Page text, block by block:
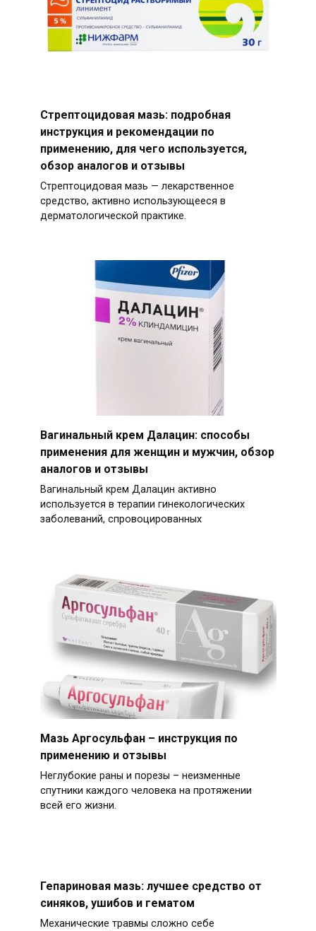
Стрептоцидовая мазь: подробная
инструкция и рекомендации по
применению, для чего используется,
обзор аналогов и отзывы
Стрептоцидовая мазь — лекарственное
средство, активно использующееся в
дерматологической практике.
Вагинальный крем Далацин: способы
применения для женщин и мужчин, обзор
аналогов и отзывы
Вагинальный крем Далацин активно
используется в терапии гинекологических
заболеваний, спровоцированных
Мазь Аргосульфан – инструкция по
применению и отзывы
Неглубокие раны и порезы – неизменные
спутники каждого человека на протяжении
всей его жизни.
Гепариновая мазь: лучшее средство от
синяков, ушибов и гематом
Механические травмы сложно себе